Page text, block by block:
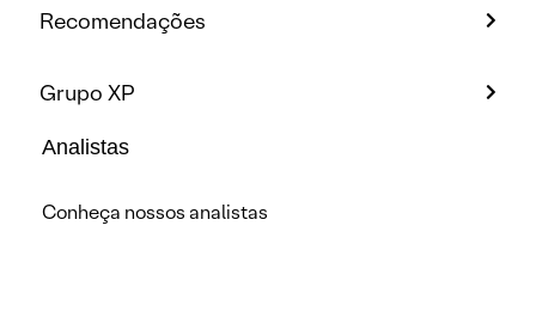
Recomendações
Grupo XP
Analistas
Conheça nossos analistas